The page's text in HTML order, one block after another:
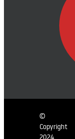
©
Copyright
2024